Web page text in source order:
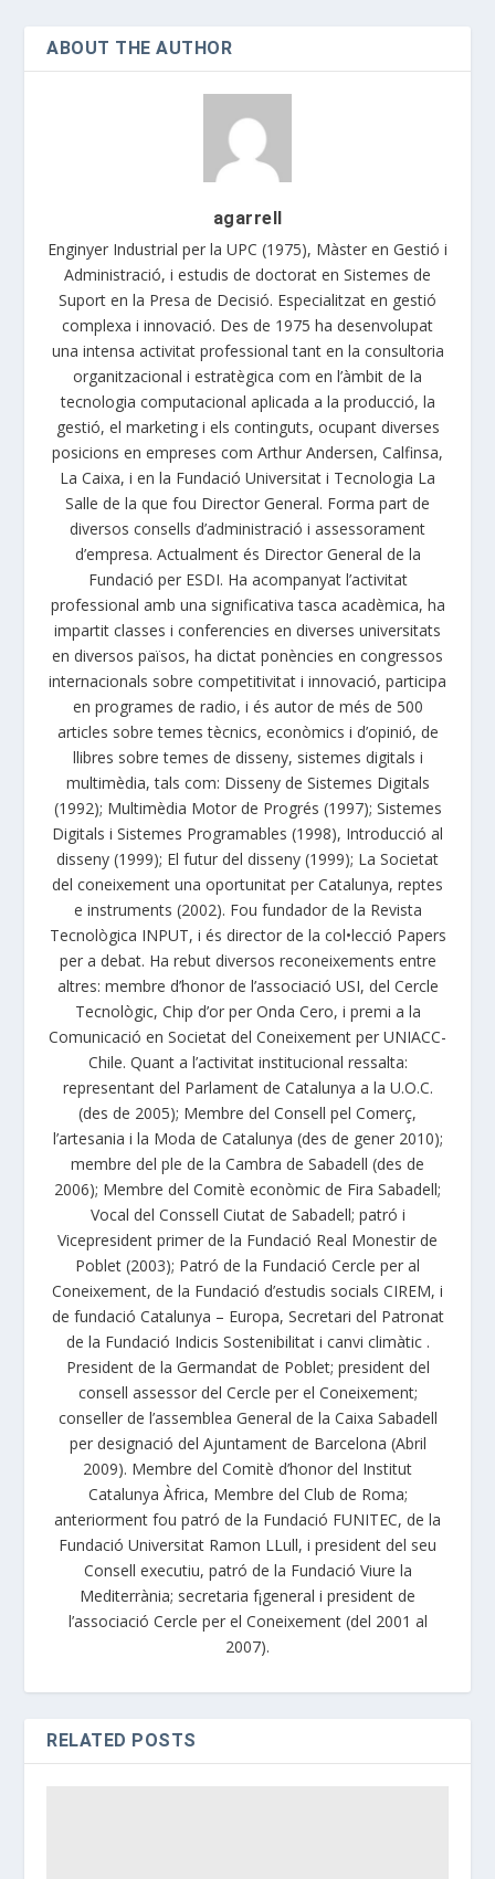
ABOUT THE AUTHOR
agarrell
Enginyer Industrial per la UPC (1975), Màster en Gestió i
Administració, i estudis de doctorat en Sistemes de
Suport en la Presa de Decisió. Especialitzat en gestió
complexa i innovació. Des de 1975 ha desenvolupat
una intensa activitat professional tant en la consultoria
organitzacional i estratègica com en l’àmbit de la
tecnologia computacional aplicada a la producció, la
gestió, el marketing i els continguts, ocupant diverses
posicions en empreses com Arthur Andersen, Calfinsa,
La Caixa, i en la Fundació Universitat i Tecnologia La
Salle de la que fou Director General. Forma part de
diversos consells d’administració i assessorament
d’empresa. Actualment és Director General de la
Fundació per ESDI. Ha acompanyat l’activitat
professional amb una significativa tasca acadèmica, ha
impartit classes i conferencies en diverses universitats
en diversos països, ha dictat ponències en congressos
internacionals sobre competitivitat i innovació, participa
en programes de radio, i és autor de més de 500
articles sobre temes tècnics, econòmics i d’opinió, de
llibres sobre temes de disseny, sistemes digitals i
multimèdia, tals com: Disseny de Sistemes Digitals
(1992); Multimèdia Motor de Progrés (1997); Sistemes
Digitals i Sistemes Programables (1998), Introducció al
disseny (1999); El futur del disseny (1999); La Societat
del coneixement una oportunitat per Catalunya, reptes
e instruments (2002). Fou fundador de la Revista
Tecnològica INPUT, i és director de la col•lecció Papers
per a debat. Ha rebut diversos reconeixements entre
altres: membre d’honor de l’associació USI, del Cercle
Tecnològic, Chip d’or per Onda Cero, i premi a la
Comunicació en Societat del Coneixement per UNIACC-
Chile. Quant a l’activitat institucional ressalta:
representant del Parlament de Catalunya a la U.O.C.
(des de 2005); Membre del Consell pel Comerç,
l’artesania i la Moda de Catalunya (des de gener 2010);
membre del ple de la Cambra de Sabadell (des de
2006); Membre del Comitè econòmic de Fira Sabadell;
Vocal del Conssell Ciutat de Sabadell; patró i
Vicepresident primer de la Fundació Real Monestir de
Poblet (2003); Patró de la Fundació Cercle per al
Coneixement, de la Fundació d’estudis socials CIREM, i
de fundació Catalunya – Europa, Secretari del Patronat
de la Fundació Indicis Sostenibilitat i canvi climàtic .
President de la Germandat de Poblet; president del
consell assessor del Cercle per el Coneixement;
conseller de l’assemblea General de la Caixa Sabadell
per designació del Ajuntament de Barcelona (Abril
2009). Membre del Comitè d’honor del Institut
Catalunya Àfrica, Membre del Club de Roma;
anteriorment fou patró de la Fundació FUNITEC, de la
Fundació Universitat Ramon LLull, i president del seu
Consell executiu, patró de la Fundació Viure la
Mediterrània; secretaria f¡general i president de
l’associació Cercle per el Coneixement (del 2001 al
2007).
RELATED POSTS